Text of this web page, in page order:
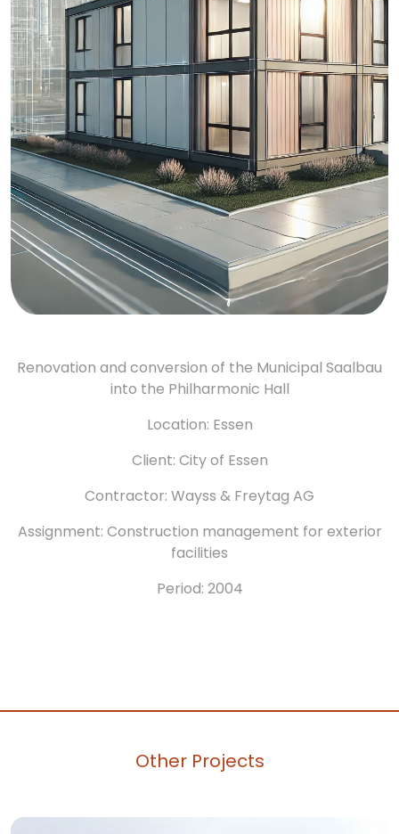
Renovation and conversion of the Municipal Saalbau
into the Philharmonic Hall
Location: Essen
Client: City of Essen
Contractor: Wayss & Freytag AG
Assignment: Construction management for exterior
facilities
Period: 2004
Other Projects